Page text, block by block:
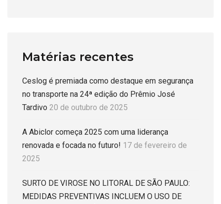
Matérias recentes
Ceslog é premiada como destaque em segurança
no transporte na 24ª edição do Prêmio José
Tardivo 20 de outubro de 2025
A Abiclor começa 2025 com uma liderança
renovada e focada no futuro! 17 de fevereiro de
2025
SURTO DE VIROSE NO LITORAL DE SÃO PAULO:
MEDIDAS PREVENTIVAS INCLUEM O USO DE